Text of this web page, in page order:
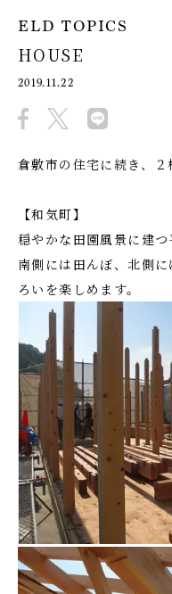
ELD TOPICS
HOUSE
2019.11.22
倉敷市の住宅に続き、２
【和気町】
穏やかな田園風景に建つ
南側には田んぼ、北側
ろいを楽しめます。